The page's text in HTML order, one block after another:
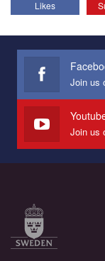
Эмоционально
представляющий
Мы просим вас
наш план по
СОГИ в Украине.
Все, что вам
по этой ссылке и
Likes
Join us